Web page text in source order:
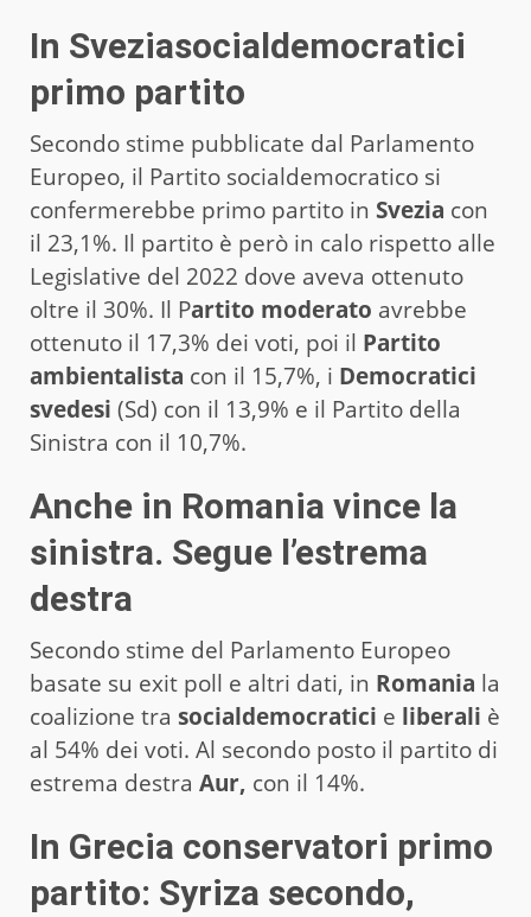
In Sveziasocialdemocratici
primo partito
Secondo stime pubblicate dal Parlamento
Europeo, il Partito socialdemocratico si
confermerebbe primo partito in Svezia con
il 23,1%. Il partito è però in calo rispetto alle
Legislative del 2022 dove aveva ottenuto
oltre il 30%. Il Partito moderato avrebbe
ottenuto il 17,3% dei voti, poi il Partito
ambientalista con il 15,7%, i Democratici
svedesi (Sd) con il 13,9% e il Partito della
Sinistra con il 10,7%.
Anche in Romania vince la
sinistra. Segue l’estrema
destra
Secondo stime del Parlamento Europeo
basate su exit poll e altri dati, in Romania la
coalizione tra socialdemocratici e liberali è
al 54% dei voti. Al secondo posto il partito di
estrema destra Aur, con il 14%.
In Grecia conservatori primo
partito: Syriza secondo,